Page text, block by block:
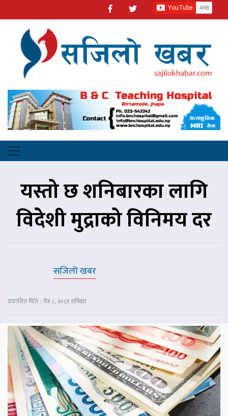
यस्तो छ शनिबारका लागि
विदेशी मुद्राको विनिमय दर
सजिलो खबर
प्रकाशित मिति : चैत्र ८, २०८१ शनिबार